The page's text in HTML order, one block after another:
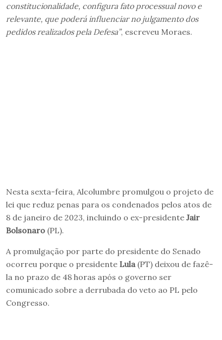
constitucionalidade, configura fato processual novo e
relevante, que poderá influenciar no julgamento dos
pedidos realizados pela Defesa”, escreveu Moraes.
Nesta sexta-feira, Alcolumbre promulgou o projeto de
lei que reduz penas para os condenados pelos atos de
8 de janeiro de 2023, incluindo o ex-presidente Jair
Bolsonaro (PL).
A promulgação por parte do presidente do Senado
ocorreu porque o presidente Lula (PT) deixou de fazê-
la no prazo de 48 horas após o governo ser
comunicado sobre a derrubada do veto ao PL pelo
Congresso.